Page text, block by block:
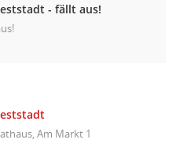
- fällt aus!
Am Markt 1